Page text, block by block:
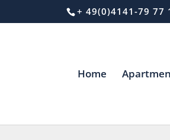
+ 49(0)4141-79 77
Home